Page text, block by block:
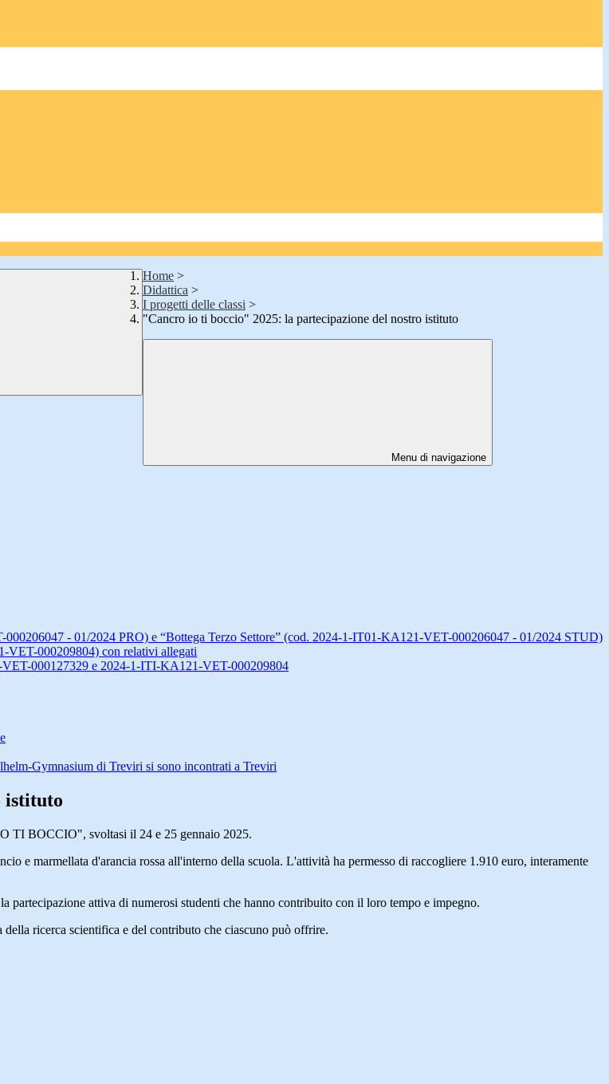
Home >
Didattica >
I progetti delle classi >
"Cancro io ti boccio" 2025: la partecipazione del nostro istituto
Menu di navigazione
- 01/2024 PRO) e “Bottega Terzo Settore” (cod. 2024-1-IT01-KA121-VET-000206047 - 01/2024 STUD)
000209804) con relativi allegati
000127329 e 2024-1-ITI-KA121-VET-000209804
Gymnasium di Treviri si sono incontrati a Treviri
istituto
TI BOCCIO", svoltasi il 24 e 25 gennaio 2025.
e marmellata d'arancia rossa all'interno della scuola. L'attività ha permesso di raccogliere 1.910 euro, interamente
partecipazione attiva di numerosi studenti che hanno contribuito con il loro tempo e impegno.
ricerca scientifica e del contributo che ciascuno può offrire.